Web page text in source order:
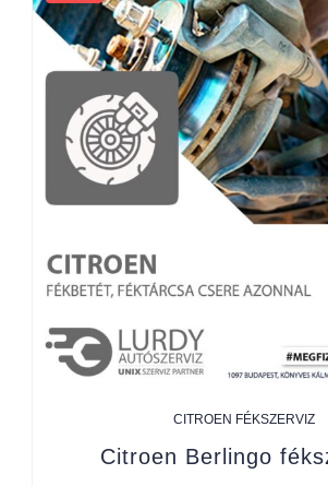
CITROEN FÉKSZERVIZ
Citroen Berlingo